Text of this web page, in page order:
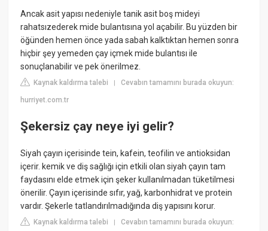
Ancak asit yapısı nedeniyle tanik asit boş mideyi
rahatsızederek mide bulantısına yol açabilir. Bu yüzden bir
öğünden hemen önce yada sabah kalktıktan hemen sonra
hiçbir şey yemeden çay içmek mide bulantısı ile
sonuçlanabilir ve pek önerilmez.
Kaynak kaldırma talebi |Cevabın tamamını burada okuyun:
hurriyet.com.tr
Şekersiz çay neye iyi gelir?
Siyah çayın içerisinde tein, kafein, teofilin ve antioksidan
içerir. kemik ve diş sağlığı için etkili olan siyah çayın tam
faydasını elde etmek için şeker kullanılmadan tüketilmesi
önerilir. Çayın içerisinde sıfır, yağ, karbonhidrat ve protein
vardır. Şekerle tatlandırılmadığında diş yapısını korur.
Kaynak kaldırma talebi |Cevabın tamamını burada okuyun: